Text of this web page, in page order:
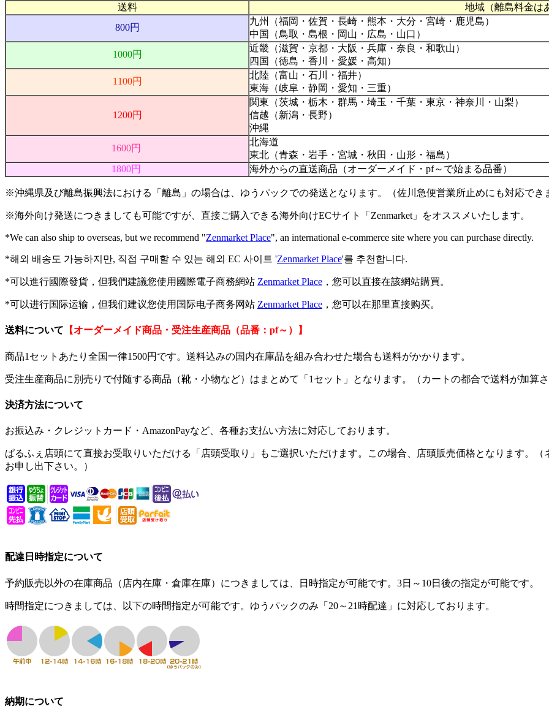
送料
地域（離島料金は
800円
九州（福岡・佐賀・長崎・熊本・大分・宮崎・鹿児島）
中国（鳥取・島根・岡山・広島・山口）
1000円
近畿（滋賀・京都・大阪・兵庫・奈良・和歌山）
四国（徳島・香川・愛媛・高知）
1100円
北陸（富山・石川・福井）
東海（岐阜・静岡・愛知・三重）
1200円
関東（茨城・栃木・群馬・埼玉・千葉・東京・神奈川・山梨）
信越（新潟・長野）
沖縄
1600円
北海道
東北（青森・岩手・宮城・秋田・山形・福島）
1800円
海外からの直送商品（オーダーメイド・pf～で始まる品番）
※沖縄県及び離島振興法における「離島」の場合は、ゆうパックでの発送となります。（佐川急便営業所止めにも対応でき
※海外向け発送につきましても可能ですが、直接ご購入できる海外向けECサイト「Zenmarket」をオススメいたします。
*We can also ship to overseas, but we recommend "Zenmarket Place", an international e-commerce site where you can purchase directly.
*해외 배송도 가능하지만, 직접 구매할 수 있는 해외 EC 사이트 'Zenmarket Place'를 추천합니다.
*可以進行國際發貨，但我們建議您使用國際電子商務網站 Zenmarket Place ，您可以直接在該網站購買。
*可以进行国际运输，但我们建议您使用国际电子商务网站 Zenmarket Place ，您可以在那里直接购买。
送料について 【オーダーメイド商品・受注生産商品（品番：pf～）】
商品1セットあたり全国一律1500円です。送料込みの国内在庫品を組み合わせた場合も送料がかかります。
受注生産商品に別売りで付随する商品（靴・小物など）はまとめて「1セット」となります。（カートの都合で送料が加算
決済方法について
お振込み・クレジットカード・AmazonPayなど、 各種お支払い方法に対応しております。
ぱるふぇ店頭にて直接お受取りいただける「 店頭受取り 」もご選択いただけます。この場合、店頭販売価格となります。
お申し出下さい。）
配達日時指定について
予約販売以外の在庫商品（店内在庫・倉庫在庫）につきましては、 日時指定が可能です。3日～10日後の指定が可能です。
時間指定につきましては、 以下の時間指定が可能です。ゆうパックのみ「20～21時配達」に対応しております。
納期について